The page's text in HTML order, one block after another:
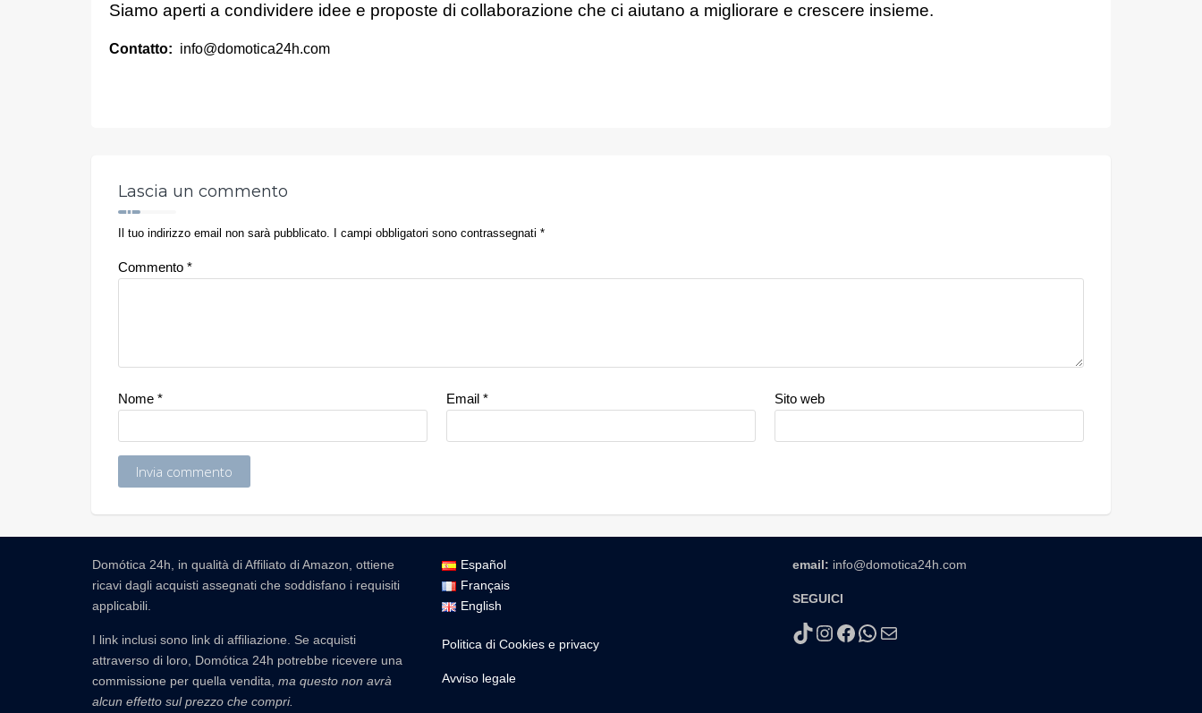
Siamo aperti a condividere idee e proposte di collaborazione che ci aiutano a migliorare e crescere insieme.
Contatto: info@domotica24h.com
Lascia un commento
Il tuo indirizzo email non sarà pubblicato. I campi obbligatori sono contrassegnati *
Commento *
Nome * Email* Sito web
Domótica 24h, in qualità di Affiliato di Amazon, ottiene
ricavi dagli acquisti assegnati che soddisfano i requisiti
applicabili.
I link inclusi sono link di affiliazione. Se acquisti
attraverso di loro, Domótica 24h potrebbe ricevere una
commissione per quella vendita,ma questo non avrà
alcun effetto sul prezzo che compri.
Español
Français
English
Politica di Cookies e privacy
Avviso legale
email: info@domotica24h.com
SEGUICI
TikTok
Instagram
Facebook
WhatsApp
Email